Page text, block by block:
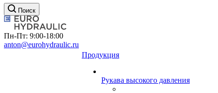
Поиск
Пн-Пт: 9:00-18:00
anton@eurohydraulic.ru
Продукция
Рукава высокого давления